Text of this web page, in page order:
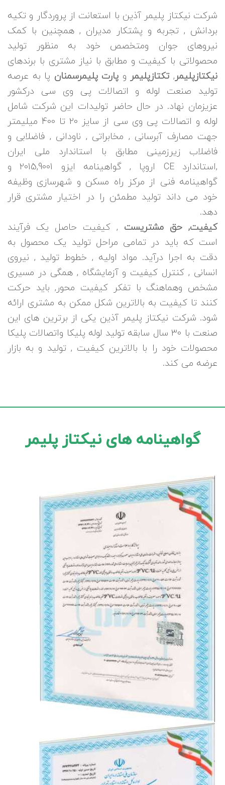
شرکت نیکتاز پلیمر آذین با استعانت از پروردگار و تکیه
بردانش , تجربه و پشتکار مدیران , همچنین با کمک
نیروهای جوان ومتخصص خود به منظور تولید
محصولاتی با کیفیت و مطابق با نیاز مشتری با برندهای
نیکتازپلیمر,تکتازپلیمر و پارت پلیمرسمنان پا به عرصه
تولید صنعت لوله و اتصالات پی وی سی درکشور
عزیزمان نهاد. در حال حاضر تولیدات این شرکت شامل
لوله و اتصالات پی وی سی از سایز 20 تا 400 میلیمتر
جهت مصارف آبرسانی , مخابراتی , ناودانی , فاضلابی و
فاضلاب زیرزمینی مطابق با استاندارد ملی ایران
,استاندارد CE اروپا , گواهینامه ایزو 2015,9001 و
گواهینامه فنی از مرکز راه مسکن و شهرسازی وظیفه
خود می داند تولید مطمئن را در اختیار مشتری قرار
دهد.
کیفیت, حق مشتریست , کیفیت حاصل یک فرآیند
است که باید در تمامی مراحل تولید یک محصول به
دقت به اجرا درآید. مواد اولیه , خطوط تولید , نیروی
انسانی , کنترل کیفیت و آزمایشگاه , همگی در مسیری
مشخص وهماهنگ با تفکر کیفیت محور, باید حرکت
کنند تا کیفیت به بالاترین شکل ممکن به مشتری ارائه
شود. شرکت نیکتاز پلیمر آذین یکی از برترین های این
صنعت با 30 سال سابقه تولید لوله پلیکا واتصالات پلیکا
محصولات خود را با بالاترین کیفیت , تولید و به بازار
عرضه می کند.
گواهینامه های نیکتاز پلیمر